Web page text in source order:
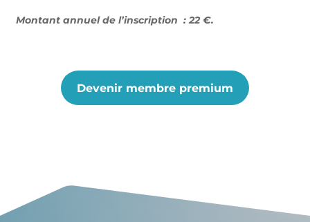
Montant annuel de l’inscription : 22 €.
Devenir membre premium